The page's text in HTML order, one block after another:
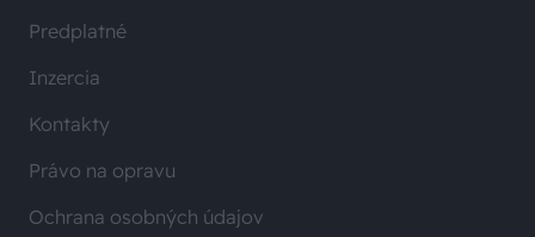
Predplatné
Inzercia
Kontakty
Právo na opravu
Ochrana osobných údajov